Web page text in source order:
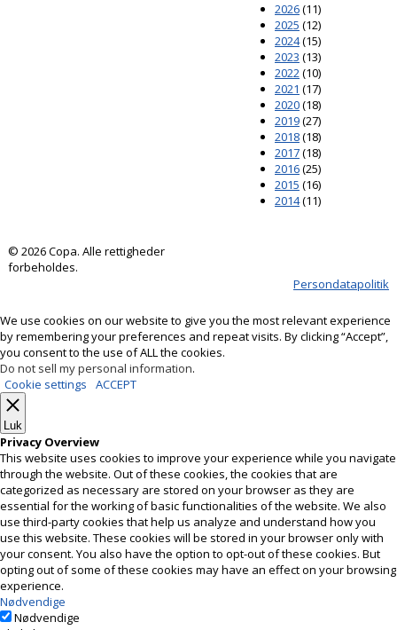
2026(11)
2025 (12)
2024(15)
2023 (13)
2022(10)
2021 (17)
2020(18)
2019(27)
2018(18)
2017(18)
2016(25)
2015 (16)
2014(11)
© 2026 Copa. Alle rettigheder
forbeholdes.
Persondatapolitik
We use cookies on our website to give you the most relevant experience
by remembering your preferences and repeat visits. By clicking “Accept”,
you consent to the use of ALL the cookies.
Do not sell my personal information.
Cookie settings
ACCEPT
Luk
Privacy Overview
This website uses cookies to improve your experience while you navigate
through the website. Out of these cookies, the cookies that are
categorized as necessary are stored on your browser as they are
essential for the working of basic functionalities of the website. We also
use third-party cookies that help us analyze and understand how you
use this website. These cookies will be stored in your browser only with
your consent. You also have the option to opt-out of these cookies. But
opting out of some of these cookies may have an effect on your browsing
experience.
Nødvendige
Nødvendige